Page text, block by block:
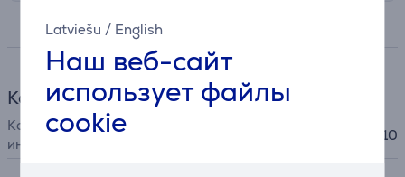
Latviešu / English
Наш веб-сайт
использует файлы
cookie
Спецификация
Компактный ирригатор
Количество уровней
интенсивности
10